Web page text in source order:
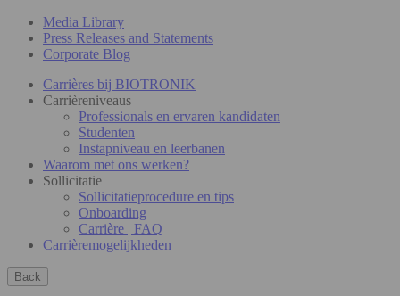
Media Library
Press Releases and Statements
Corporate Blog
Carrières bij BIOTRONIK
Carrièreniveaus
Professionals en ervaren kandidaten
Studenten
Instapniveau en leerbanen
Waarom met ons werken?
Sollicitatie
Sollicitatieprocedure en tips
Onboarding
Carrière | FAQ
Carrièremogelijkheden
Back